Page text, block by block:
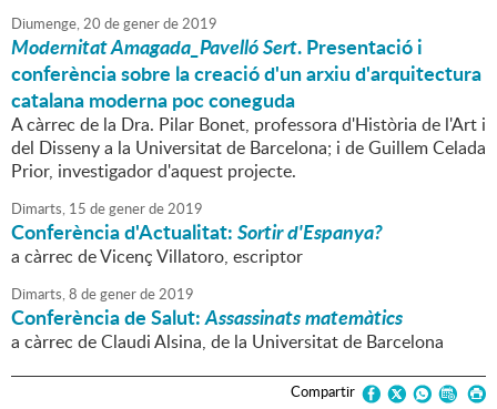
Diumenge,20 degenerde2019
Modernitat Amagada_Pavelló Sert. Presentació i
conferència sobre la creació d'un arxiu d'arquitectura
catalana moderna poc coneguda
A càrrec de la Dra. Pilar Bonet, professora d'Història de l'Art i
del Disseny a la Universitat de Barcelona; i de Guillem Celada
Prior, investigador d'aquest projecte.
Dimarts, 15 degenerde2019
Conferència d'Actualitat:Sortir d'Espanya?
a càrrec de Vicenç Villatoro, escriptor
Dimarts,8 degenerde2019
Conferència de Salut:Assassinats matemàtics
a càrrec de Claudi Alsina, de la Universitat de Barcelona
Compartir